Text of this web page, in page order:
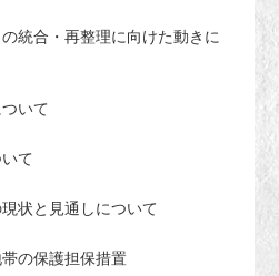
統合・再整理に向けた動きに
いて
て
状と見通しについて
の保護担保措置